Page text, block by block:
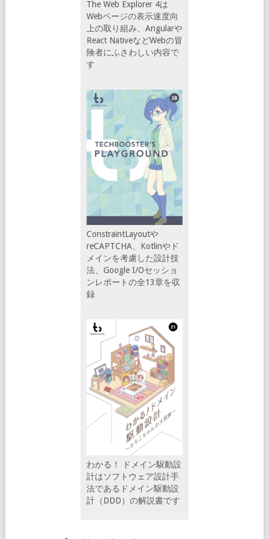
The Web Explorer 4は
Webページの表示速度向
上の取り組み、Angularや
React NativeなどWebの冒
険者にふさわしい内容で
す
ConstraintLayoutや
reCAPTCHA、Kotlinやド
メインを考慮した設計技
法、Google I/Oセッショ
ンレポートの全13章を収
録
わかる！ ドメイン駆動設
計はソフトウェア設計手
法であるドメイン駆動設
計（DDD）の解説書です